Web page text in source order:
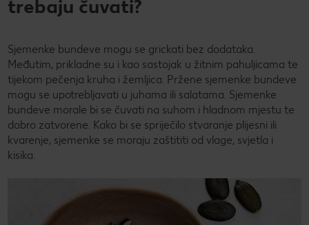
trebaju čuvati?
Sjemenke bundeve mogu se grickati bez dodataka.
Međutim, prikladne su i kao sastojak u žitnim pahuljicama te
tijekom pečenja kruha i žemljica. Pržene sjemenke bundeve
mogu se upotrebljavati u juhama ili salatama. Sjemenke
bundeve morale bi se čuvati na suhom i hladnom mjestu te
dobro zatvorene. Kako bi se spriječilo stvaranje plijesni ili
kvarenje, sjemenke se moraju zaštititi od vlage, svjetla i
kisika.